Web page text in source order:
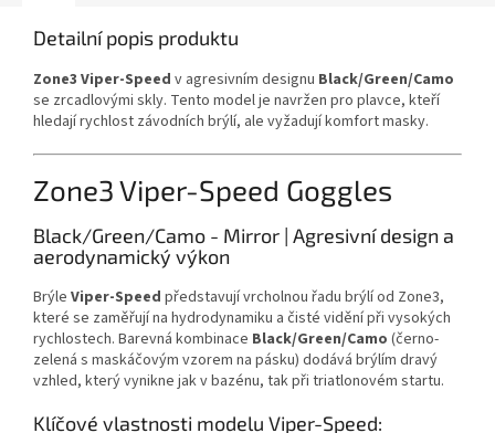
Detailní popis produktu
Zone3 Viper-Speed v agresivním designu Black/Green/Camo
se zrcadlovými skly. Tento model je navržen pro plavce, kteří
hledají rychlost závodních brýlí, ale vyžadují komfort masky.
Zone3 Viper-Speed Goggles
Black/Green/Camo - Mirror | Agresivní design a
aerodynamický výkon
Brýle Viper-Speed představují vrcholnou řadu brýlí od Zone3,
které se zaměřují na hydrodynamiku a čisté vidění při vysokých
rychlostech. Barevná kombinace Black/Green/Camo (černo-
zelená s maskáčovým vzorem na pásku) dodává brýlím dravý
vzhled, který vynikne jak v bazénu, tak při triatlonovém startu.
Klíčové vlastnosti modelu Viper-Speed: